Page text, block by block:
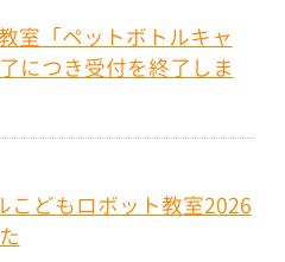
室「ペットボトルキャ
につき受付を終了しま
こどもロボット教室2026